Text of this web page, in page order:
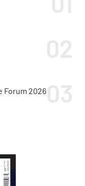
Forum 2026